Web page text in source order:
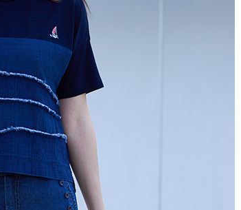
３．未成年的使用者請事先徵得法定代理人或監護人之同意方可
「AFTEE先享後付」，若未經同意申辦者引起之損失，本公司不
４．使用「AFTEE先享後付」時，將依據個別帳號之用戶狀況，
即時審查核予不同之上限額度；若仍有額度不足之情形，本公司
結果請求用戶進行身份認證。
５．嚴禁一人註冊多個帳號或使用他人資訊註冊。若發現惡意使
形，恩沛科技股份有限公司將有權停止該用戶之使用額度並採取
動。
每筆NT$100，滿NT$2,000(含以上)免運費